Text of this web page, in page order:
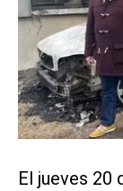
El jueves 20